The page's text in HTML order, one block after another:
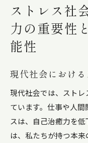
ストレス社
力の重要性
能性
現代社会におけ
現代社会では、スト
ています。仕事や人
スは、自己治癒力を
は、私たちが持つ本